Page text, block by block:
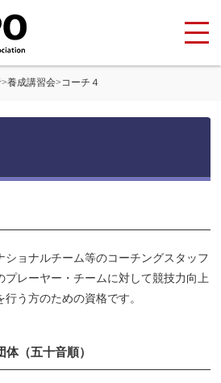
>養成講習会>コーチ４
ショナルチーム等のコーチングスタッフ
プレーヤー・チームに対して競技力向上
う方のための資格です。
体（五十音順）